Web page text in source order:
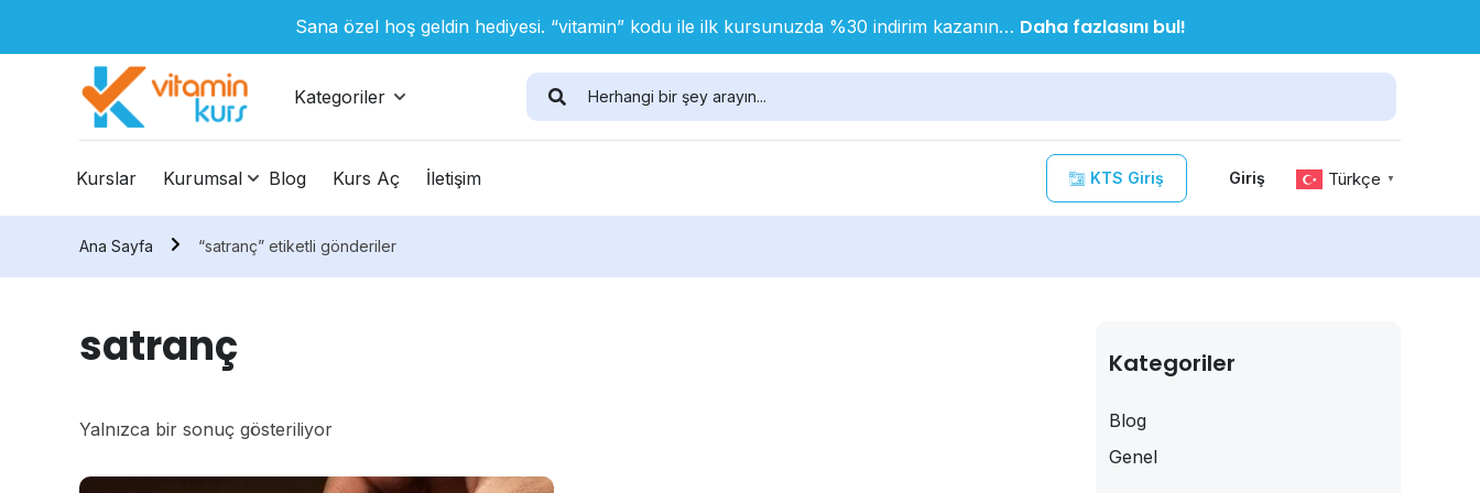
Sana özel hoş geldin hediyesi. “vitamin” kodu ile ilk kursunuzda %30 indirim kazanın… Daha fazlasını bul!
Kategoriler
Kurslar Kurumsal Blog Kurs Aç İletişim KTS Giriş Giriş Türkçe ▼
Ana Sayfa “satranç” etiketli gönderiler
satranç
Yalnızca bir sonuç gösteriliyor
Kategoriler
Blog
Genel